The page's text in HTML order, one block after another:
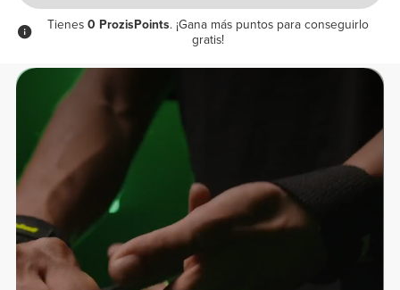
Tienes0 ProzisPoints. ¡Gana más puntos para conseguirlo
gratis!